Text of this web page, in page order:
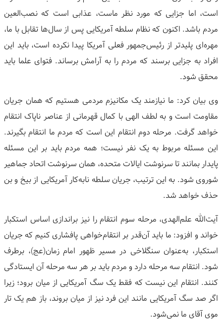
است، اما جزایی که مورد نظر ماست، عذابی است که نصب‌العین
مردم باشد. اکنون که نظام سلطه آمریکایی پس از سال‌ها تقابل با ما،
مهره‌ای پلیدتر از رئیس‌جمهور فعلی آمریکا پیدا نکرده است، باید این
افراد به جزایی برسند که مردم را به آرامش برساند. فتوای علما باید
محقق شود.
وی بیان کرد: ما نیازمند یک مکانیزم مردمی هستیم که همان جریان
مقاومت است و به لطف الهی با کمال قهرمانی از عناصر ناپاک انتقام
خواهد گرفت. مرحله دوم انتقام این است که مردم ما انتقام بگیرند.
این مسئله مربوط به یک نفر نیست؛ همه مردم باید بر این مسئله
پایدار بمانند تا سرنوشت ایالات متحده، همان سرنوشت اتحاد جماهیر
شوروی شود. به این ترتیب، جریان سلطه نابه‌کار آمریکایی از بیخ و بن
حذف خواهد شد.
آیت‌الله علم‌الهدی، مرحله سوم انتقام را نیز براندازی اساس استکبار
خواند و افزود: ما باید آن‌قدر بر انتقام‌خواهی پافشاری کنیم که جریان
استکبار، به‌عنوان سنگلاخی در مسیر ظهور امام زمان(عج)، برطرف
شود. انتقام سه مرحله دارد و مردم باید بر هر سه مرحله آن ایستادگی
کنند. انتقام این نیست که فقط یک سگ آمریکایی از میان برود؛ زیرا
اگر صد سگ آمریکایی مانند این فرد نیز از میان بروند، باز هم یک تار
موی آقای ما نمی‌شود.